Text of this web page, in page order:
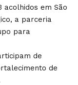
acolhidos em São
a parceria
para
de
de